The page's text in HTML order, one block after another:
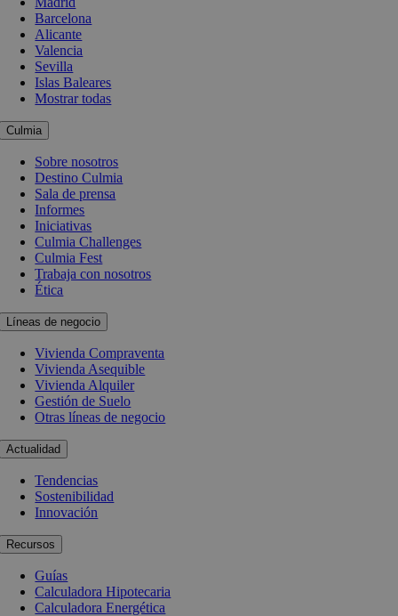
Barcelona
Alicante
Valencia
Sevilla
Islas Baleares
Mostrar todas
Culmia
Sobre nosotros
Destino Culmia
Sala de prensa
Informes
Iniciativas
Culmia Challenges
Culmia Fest
Trabaja con nosotros
Ética
Líneas de negocio
Vivienda Compraventa
Vivienda Asequible
Vivienda Alquiler
Gestión de Suelo
Otras líneas de negocio
Actualidad
Tendencias
Sostenibilidad
Innovación
Recursos
Guías
Calculadora Hipotecaria
Calculadora Energética